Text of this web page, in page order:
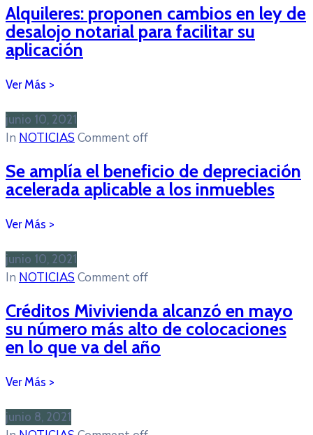
Alquileres: proponen cambios en ley de
desalojo notarial para facilitar su
aplicación
junio 10, 2021
In NOTICIAS Comment off
Se amplía el beneficio de depreciación
acelerada aplicable a los inmuebles
junio 10, 2021
In NOTICIAS Comment off
Créditos Mivivienda alcanzó en mayo
su número más alto de colocaciones
en lo que va del año
junio 8, 2021